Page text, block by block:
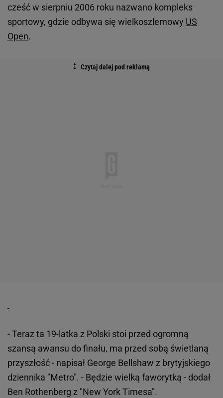
cześć w sierpniu 2006 roku nazwano kompleks
sportowy, gdzie odbywa się wielkoszlemowy US
Open.
- Teraz ta 19-latka z Polski stoi przed ogromną
szansą awansu do finału, ma przed sobą świetlaną
przyszłość - napisał George Bellshaw z brytyjskiego
dziennika "Metro". - Będzie wielką faworytką - dodał
Ben Rothenberg z "New York Timesa".